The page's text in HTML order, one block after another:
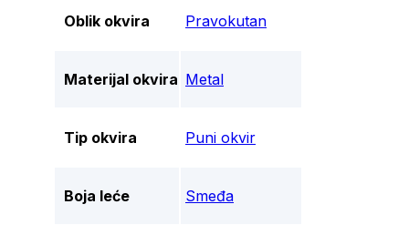
Oblik okvira Pravokutan
Materijal okvira Metal
Tip okvira Puni okvir
Boja leće Smeđa